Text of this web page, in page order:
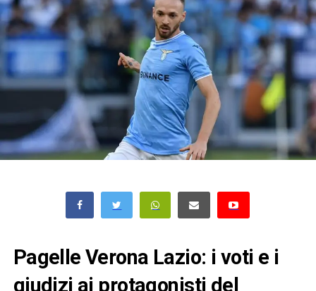
Pagelle Verona Lazio: i voti e i
giudizi ai protagonisti del